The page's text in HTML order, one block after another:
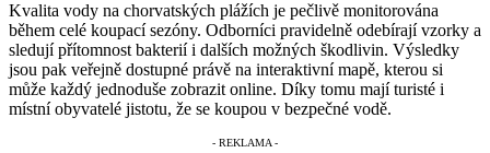
Kvalita vody na chorvatských plážích je pečlivě monitorována
během celé koupací sezóny. Odborníci pravidelně odebírají vzorky a
sledují přítomnost bakterií i dalších možných škodlivin. Výsledky
jsou pak veřejně dostupné právě na interaktivní mapě, kterou si
může každý jednoduše zobrazit online. Díky tomu mají turisté i
místní obyvatelé jistotu, že se koupou v bezpečné vodě.